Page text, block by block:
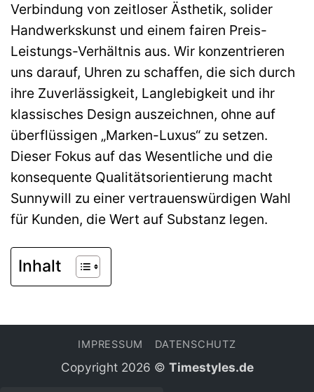
Verbindung von zeitloser Ästhetik, solider
Handwerkskunst und einem fairen Preis-
Leistungs-Verhältnis aus. Wir konzentrieren
uns darauf, Uhren zu schaffen, die sich durch
ihre Zuverlässigkeit, Langlebigkeit und ihr
klassisches Design auszeichnen, ohne auf
überflüssigen „Marken-Luxus“ zu setzen.
Dieser Fokus auf das Wesentliche und die
konsequente Qualitätsorientierung macht
Sunnywill zu einer vertrauenswürdigen Wahl
für Kunden, die Wert auf Substanz legen.
Inhalt
IMPRESSUM DATENSCHUTZ
Copyright 2026 © Timestyles.de